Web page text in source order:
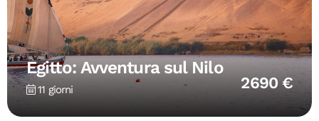
Egitto: Avventura sul Nilo
11 giorni 2690 €